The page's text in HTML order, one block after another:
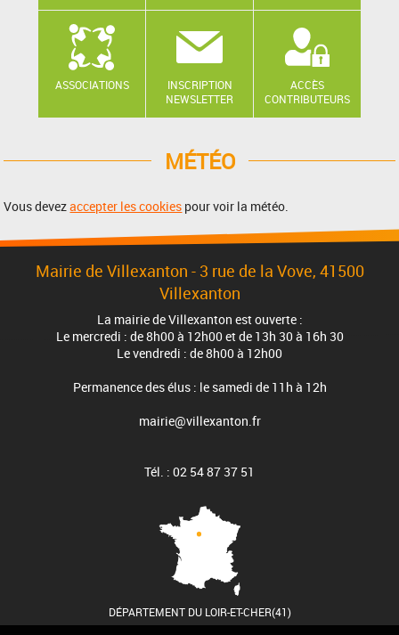
ASSOCIATIONS
INSCRIPTION
NEWSLETTER
ACCÈS
CONTRIBUTEURS
MÉTÉO
Vous devezaccepter les cookies pour voir la météo.
Mairie de Villexanton - 3 rue de la Vove, 41500
Villexanton
La mairie de Villexanton est ouverte :
Le mercredi : de 8h00 à 12h00 et de 13h 30 à 16h 30
Le vendredi : de 8h00 à 12h00
Permanence des élus : le samedi de 11h à 12h
mairie@villexanton.fr
Tél. : 02 54 87 37 51
DÉPARTEMENT DU LOIR-ET-CHER(41)